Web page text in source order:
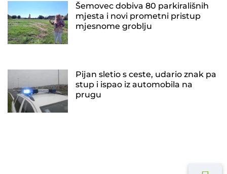
Šemovec dobiva 80 parkirališnih
mjesta i novi prometni pristup
mjesnome groblju
Pijan sletio s ceste, udario znak pa
stup i ispao iz automobila na
prugu